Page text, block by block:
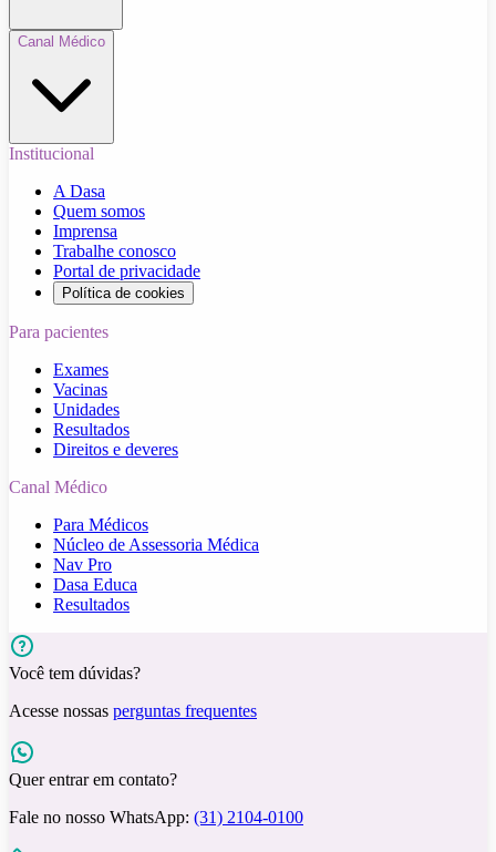
Canal Médico
Institucional
A Dasa
Quem somos
Imprensa
Trabalhe conosco
Portal de privacidade
Política de cookies
Para pacientes
Exames
Vacinas
Unidades
Resultados
Direitos e deveres
Canal Médico
Para Médicos
Núcleo de Assessoria Médica
Nav Pro
Dasa Educa
Resultados
Você tem dúvidas?
Acesse nossas perguntas frequentes
Quer entrar em contato?
Fale no nosso WhatsApp: (31) 2104-0100